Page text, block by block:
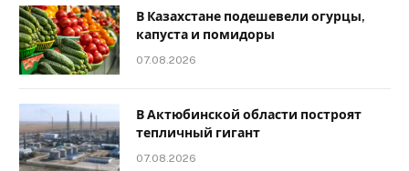
В Казахстане подешевели огурцы,
капуста и помидоры
07.08.2026
В Актюбинской области построят
тепличный гигант
07.08.2026